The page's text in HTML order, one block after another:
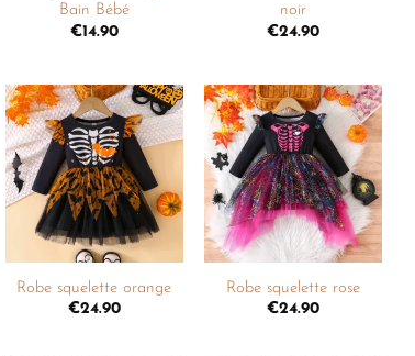
Bain Bébé
€14.90
noir
€24.90
Ajouter
à la
liste de
souhaits
+
Robe squelette orange
€24.90
Ajouter
à la
liste de
souhaits
+
Robe squelette rose
€24.90